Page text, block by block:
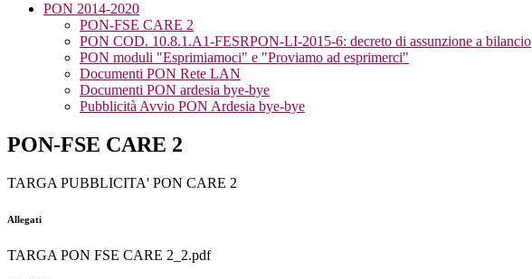
PON 2014-2020
PON-FSE CARE 2
PON COD. 10.8.1.A1-FESRPON-LI-2015-6: decreto di assunzione a bilancio
PON moduli "Esprimiamoci" e "Proviamo ad esprimerci"
Documenti PON Rete LAN
Documenti PON ardesia bye-bye
Pubblicità Avvio PON Ardesia bye-bye
PON-FSE CARE 2
TARGA PUBBLICITA' PON CARE 2
Allegati
TARGA PON FSE CARE 2_2.pdf